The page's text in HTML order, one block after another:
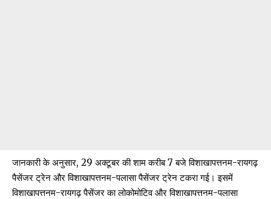
जानकारी के अनुसार, 29 अक्टूबर की शाम करीब 7 बजे विशाखापत्तनम-रायगढ़
पैसेंजर ट्रेन और विशाखापत्तनम-पलासा पैसेंजर ट्रेन टकरा गई। इसमें
विशाखापत्तनम-रायगढ़ पैसेंजर का लोकोमोटिव और विशाखापत्तनम-पलासा